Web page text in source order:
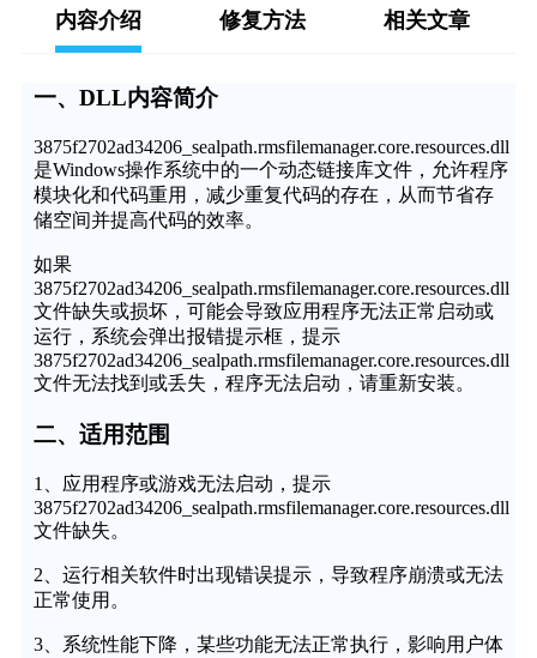
内容介绍 修复方法 相关文章
一、DLL内容简介
3875f2702ad34206_sealpath.rmsfilemanager.core.resources.dll
是Windows操作系统中的一个动态链接库文件，允许程序
模块化和代码重用，减少重复代码的存在，从而节省存
储空间并提高代码的效率。
如果
3875f2702ad34206_sealpath.rmsfilemanager.core.resources.dll
文件缺失或损坏，可能会导致应用程序无法正常启动或
运行，系统会弹出报错提示框，提示
3875f2702ad34206_sealpath.rmsfilemanager.core.resources.dll
文件无法找到或丢失，程序无法启动，请重新安装。
二、适用范围
1、应用程序或游戏无法启动，提示
3875f2702ad34206_sealpath.rmsfilemanager.core.resources.dll
文件缺失。
2、运行相关软件时出现错误提示，导致程序崩溃或无法
正常使用。
3、系统性能下降，某些功能无法正常执行，影响用户体